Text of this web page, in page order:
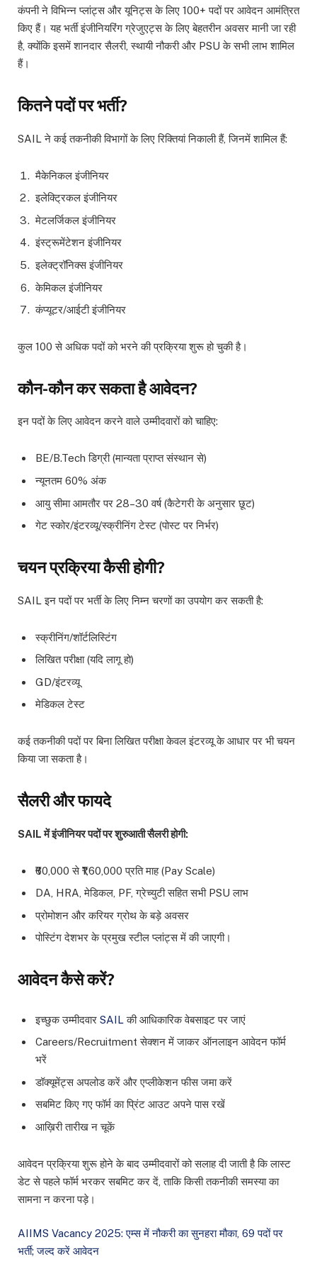
कंपनी ने विभिन्न प्लांट्स और यूनिट्स के लिए 100+ पदों पर आवेदन आमंत्रित
किए हैं। यह भर्ती इंजीनियरिंग ग्रेजुएट्स के लिए बेहतरीन अवसर मानी जा रही
है, क्योंकि इसमें शानदार सैलरी, स्थायी नौकरी और PSU के सभी लाभ शामिल
हैं।
कितने पदों पर भर्ती?
SAIL ने कई तकनीकी विभागों के लिए रिक्तियां निकाली हैं, जिनमें शामिल हैं:
मैकेनिकल इंजीनियर
इलेक्ट्रिकल इंजीनियर
मेटलर्जिकल इंजीनियर
इंस्ट्रूमेंटेशन इंजीनियर
इलेक्ट्रॉनिक्स इंजीनियर
केमिकल इंजीनियर
कंप्यूटर/आईटी इंजीनियर
कुल 100 से अधिक पदों को भरने की प्रक्रिया शुरू हो चुकी है।
कौन-कौन कर सकता है आवेदन?
इन पदों के लिए आवेदन करने वाले उम्मीदवारों को चाहिए:
BE/B.Tech डिग्री (मान्यता प्राप्त संस्थान से)
न्यूनतम 60% अंक
आयु सीमा आमतौर पर 28–30 वर्ष (कैटेगरी के अनुसार छूट)
गेट स्कोर/इंटरव्यू/स्क्रीनिंग टेस्ट (पोस्ट पर निर्भर)
चयन प्रक्रिया कैसी होगी?
SAIL इन पदों पर भर्ती के लिए निम्न चरणों का उपयोग कर सकती है:
स्क्रीनिंग/शॉर्टलिस्टिंग
लिखित परीक्षा (यदि लागू हो)
GD/इंटरव्यू
मेडिकल टेस्ट
कई तकनीकी पदों पर बिना लिखित परीक्षा केवल इंटरव्यू के आधार पर भी चयन
किया जा सकता है।
सैलरी और फायदे
SAIL में इंजीनियर पदों पर शुरुआती सैलरी होगी:
₹60,000 से ₹1,60,000 प्रति माह (Pay Scale)
DA, HRA, मेडिकल, PF, ग्रेच्युटी सहित सभी PSU लाभ
प्रोमोशन और करियर ग्रोथ के बड़े अवसर
पोस्टिंग देशभर के प्रमुख स्टील प्लांट्स में की जाएगी।
आवेदन कैसे करें?
इच्छुक उम्मीदवार SAIL की आधिकारिक वेबसाइट पर जाएं
Careers/Recruitment सेक्शन में जाकर ऑनलाइन आवेदन फॉर्म
भरें
डॉक्यूमेंट्स अपलोड करें और एप्लीकेशन फीस जमा करें
सबमिट किए गए फॉर्म का प्रिंट आउट अपने पास रखें
आख़िरी तारीख न चूकें
आवेदन प्रक्रिया शुरू होने के बाद उम्मीदवारों को सलाह दी जाती है कि लास्ट
डेट से पहले फॉर्म भरकर सबमिट कर दें, ताकि किसी तकनीकी समस्या का
सामना न करना पड़े।
AIIMS Vacancy 2025: एम्स में नौकरी का सुनहरा मौका, 69 पदों पर
भर्ती; जल्द करें आवेदन